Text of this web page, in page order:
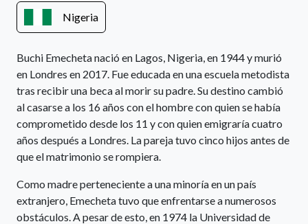
Nigeria
Buchi Emecheta nació en Lagos, Nigeria, en 1944 y murió
en Londres en 2017. Fue educada en una escuela metodista
tras recibir una beca al morir su padre. Su destino cambió
al casarse a los 16 años con el hombre con quien se había
comprometido desde los 11 y con quien emigraría cuatro
años después a Londres. La pareja tuvo cinco hijos antes de
que el matrimonio se rompiera.
Como madre perteneciente a una minoría en un país
extranjero, Emecheta tuvo que enfrentarse a numerosos
obstáculos. A pesar de esto, en 1974 la Universidad de